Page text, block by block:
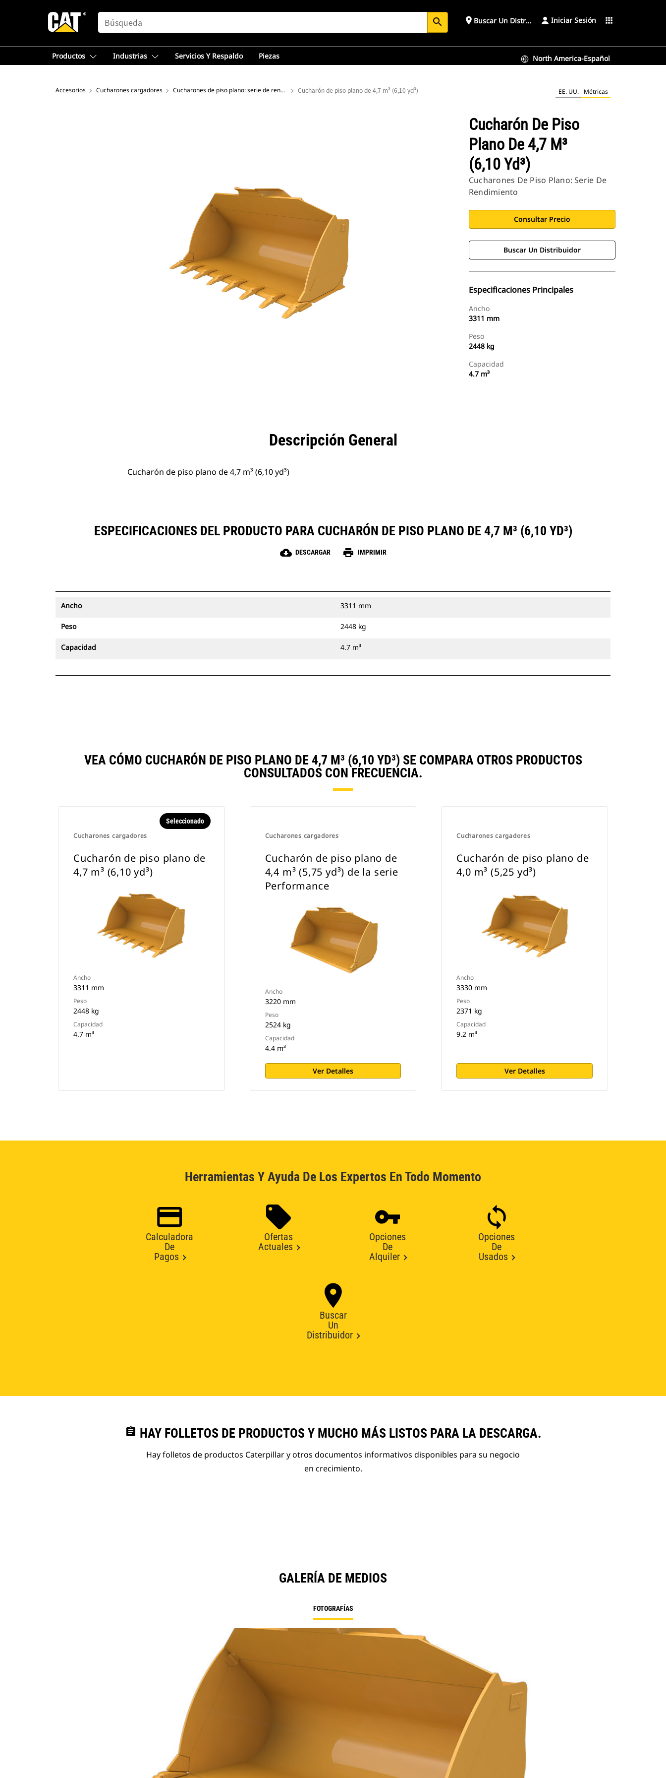
SEARCH search place Buscar Un Distribuidor Iniciar Sesión apps
Productos Industrias Servicios Y Respaldo Piezas North America-Español
Accesorios Cucharones cargadores Cucharones de piso plano: serie de rendimiento Cucharón de piso plano de 4,7 m³ (6,10 yd³) EE. UU. Métricas
Cucharón De Piso
Plano De 4,7 M³
(6,10 Yd³)
Cucharones De Piso Plano: Serie De
Rendimiento
Consultar Precio
Buscar Un Distribuidor
Especificaciones Principales
Ancho
3311 mm
Peso
2448 kg
Capacidad
4.7 m³
Descripción General
Cucharón de piso plano de 4,7 m³ (6,10 yd³)
ESPECIFICACIONES DEL PRODUCTO PARA CUCHARÓN DE PISO PLANO DE 4,7 M³ (6,10 YD³)
cloud_download DESCARGAR print IMPRIMIR
Ancho 3311 mm
Peso 2448 kg
Capacidad 4.7 m³
VEA CÓMO CUCHARÓN DE PISO PLANO DE 4,7 M³ (6,10 YD³) SE COMPARA OTROS PRODUCTOS
CONSULTADOS CON FRECUENCIA.
Cucharones cargadores
Seleccionado
Cucharón de piso plano de
4,7 m³ (6,10 yd³)
Ancho
3311 mm
Peso
2448 kg
Capacidad
4.7 m³
Cucharones cargadores
Cucharón de piso plano de
4,4 m³ (5,75 yd³) de la serie
Performance
Ancho
3220 mm
Peso
2524 kg
Capacidad
4.4 m³
Ver Detalles
Cucharones cargadores
Cucharón de piso plano de
4,0 m³ (5,25 yd³)
Ancho
3330 mm
Peso
2371 kg
Capacidad
9.2 m³
Ver Detalles
Herramientas Y Ayuda De Los Expertos En Todo Momento
Calculadora
De
Pagos
Ofertas
Actuales
Opciones
De
Alquiler
Opciones
De
Usados
Buscar
Un
Distribuidor
assignment HAY FOLLETOS DE PRODUCTOS Y MUCHO MÁS LISTOS PARA LA DESCARGA.
Hay folletos de productos Caterpillar y otros documentos informativos disponibles para su negocio
en crecimiento.
GALERÍA DE MEDIOS
FOTOGRAFÍAS